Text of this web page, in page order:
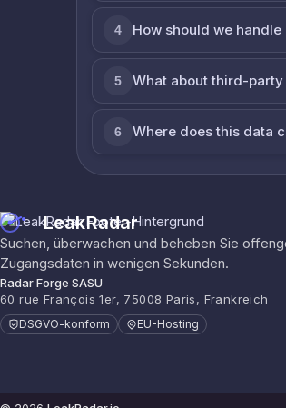
4 How should we
5 What about third-
6 Where does this data
LeakRadar
Suchen, überwachen und beheben Sie
Zugangsdaten in wenigen Sekunden.
Radar Forge SASU
60 rue François 1er, 75008 Paris, Frankreich
DSGVO-konform EU-Hosting